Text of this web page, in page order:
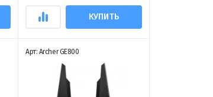
КУПИТЬ
Арт: Archer GE800